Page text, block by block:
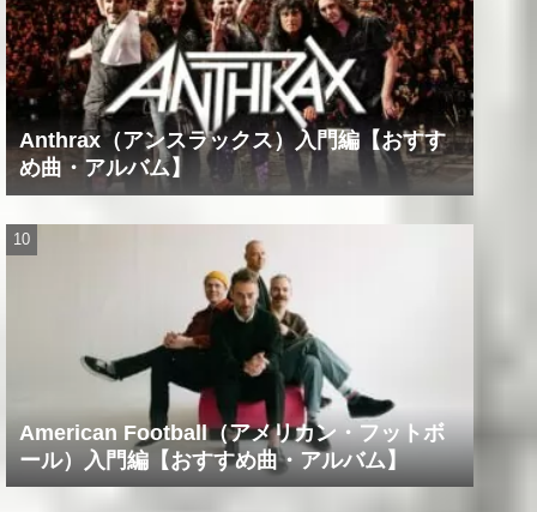
Anthrax（アンスラックス）入門編【おすす
め曲・アルバム】
American Football（アメリカン・フットボ
ール）入門編【おすすめ曲・アルバム】